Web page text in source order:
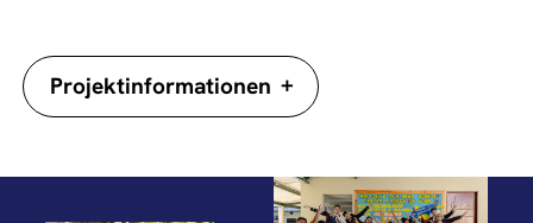
Projektinformationen +